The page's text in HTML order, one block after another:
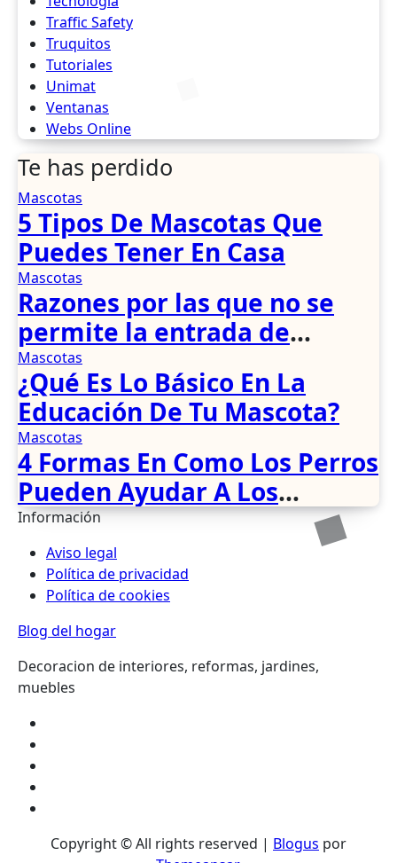
Traffic Safety
Truquitos
Tutoriales
Unimat
Ventanas
Webs Online
Te has perdido
Mascotas
5 Tipos De Mascotas Que
Puedes Tener En Casa
Mascotas
Razones por las que no se
permite la entrada de
mascotas en transportes y
restaurantes extranjeros.
Mascotas
¿Qué Es Lo Básico En La
Educación De Tu Mascota?
Mascotas
4 Formas En Como Los Perros
Pueden Ayudar A Los
Discapacitados
Información
Aviso legal
Política de privacidad
Política de cookies
Blog del hogar
Decoracion de interiores, reformas, jardines,
muebles
Copyright © All rights reserved | Blogus por